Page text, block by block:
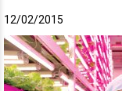
12/02/2015